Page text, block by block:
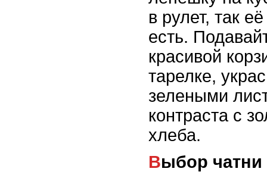
в рулет, так
есть.
красивой
тарелке,
зелеными
контраста с
хлеба.
Выбор чатни